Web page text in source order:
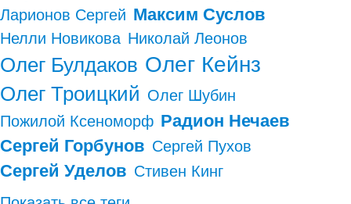
Ларионов Сергей Максим Суслов
Нелли Новикова Николай Леонов
Олег Булдаков Олег Кейнз
Олег Троицкий Олег Шубин
Пожилой Ксеноморф Радион Нечаев
Сергей Горбунов Сергей Пухов
Сергей Уделов Стивен Кинг